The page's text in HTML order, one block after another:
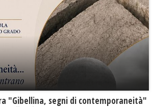
"Gibellina, segni di contemporaneità"